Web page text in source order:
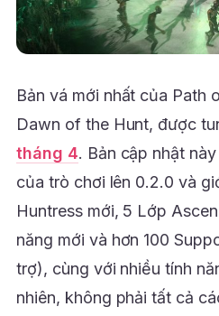
Bản vá mới nhất của Path
Dawn of the Hunt, được
tháng 4. Bản cập nhật
của trò chơi lên 0.2.0 và
Huntress mới, 5 Lớp
năng mới và hơn 100
trợ), cùng với nhiều tính
nhiên, không phải tất cả